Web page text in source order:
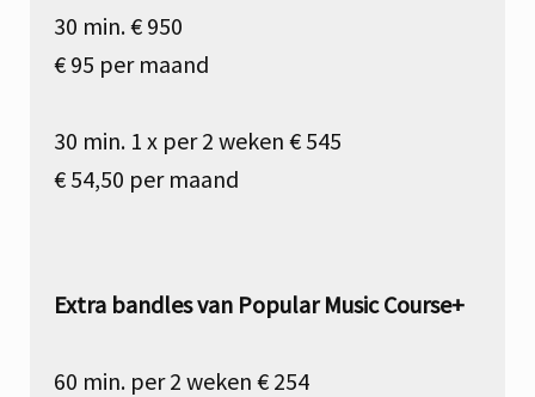
30 min. € 950
€ 95 per maand
30 min. 1 x per 2 weken € 545
€ 54,50 per maand
Extra bandles van Popular Music Course+
60 min. per 2 weken € 254